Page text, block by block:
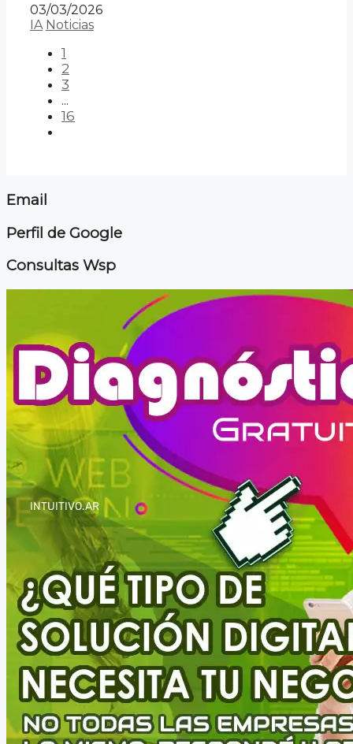
03/03/2026
IA Noticias
1
2
3
...
16
Email
Perfil de Google
Consultas Wsp